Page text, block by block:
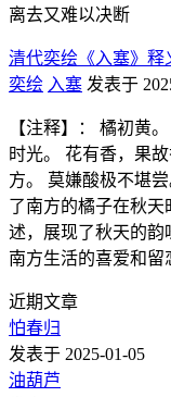
离去又难以决断
清代奕绘《入塞》释
奕绘 入塞 发表于
【注释】： 橘初黄
时光。 花有香，果
方。 莫嫌酸极不堪
了南方的橘子在秋
述，展现了秋天的韵
南方生活的喜爱和留
近期文章
怕春归
发表于 2025-01-05
油葫芦